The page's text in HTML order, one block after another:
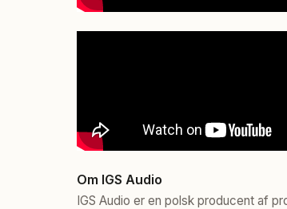
Om IGS Audio
IGS Audio er en polsk producent af